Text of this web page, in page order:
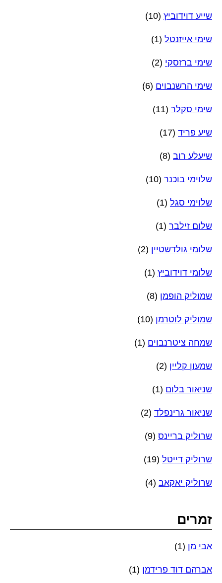
שייע דוידוביץ (10)
שימי אייזנטל (1)
שימי ברזסקי (2)
שימי הרשנבוים (6)
שימי סקלר (11)
שיע פריד (17)
שיעלע רוב (8)
שלוימי בוכנר (10)
שלוימי סגל (1)
שלום זילבר (1)
שלומי גולדשטיין (2)
שלומי דוידוביץ (1)
שמוליק הופמן (8)
שמוליק לוטרמן (10)
שמחה ציטרנבוים (1)
שמעון קליין (2)
שניאור בלום (1)
שניאור גרינפלד (2)
שרוליק בריינס (9)
שרוליק דייטל (19)
שרוליק יאקאב (4)
זמרים
אבי מן (1)
אברהם דוד פרידמן (1)